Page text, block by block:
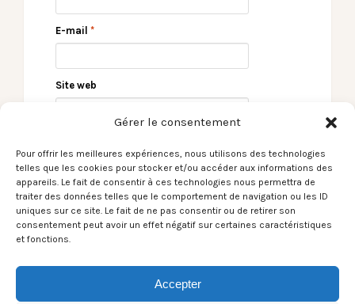
Gérer le consentement
Pour offrir les meilleures expériences, nous utilisons des technologies
telles que les cookies pour stocker et/ou accéder aux informations des
appareils. Le fait de consentir à ces technologies nous permettra de
traiter des données telles que le comportement de navigation ou les ID
uniques sur ce site. Le fait de ne pas consentir ou de retirer son
consentement peut avoir un effet négatif sur certaines caractéristiques
et fonctions.
Accepter
E-mail *
Site web
Brothers sur Noa Pop
← Eagles Of Death
Metal – Krakatoa –
Mérignac – 25/04/22